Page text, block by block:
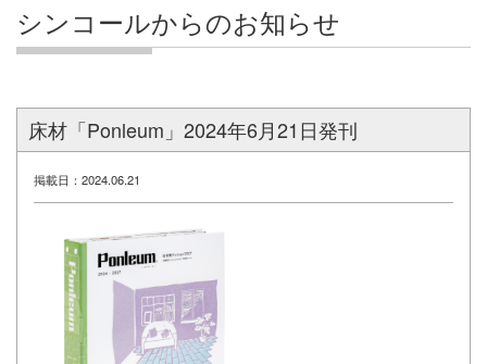
シンコールからのお知らせ
床材「Ponleum」2024年6月21日発刊
掲載日：2024.06.21